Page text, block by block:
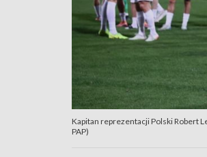
Kapitan reprezentacji Polski Robert
PAP)